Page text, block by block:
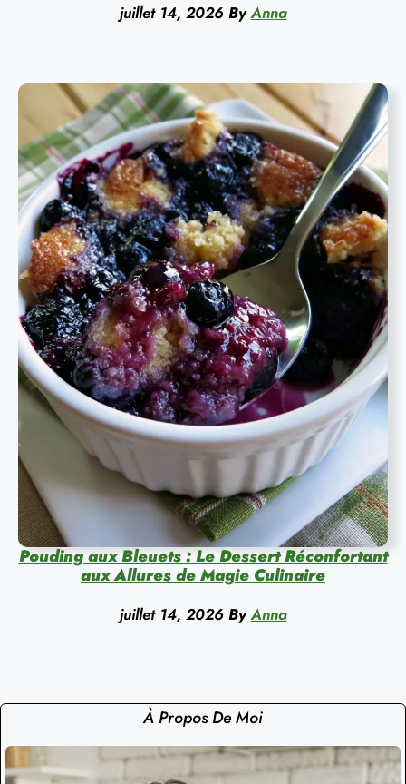
juillet 14, 2026 By Anna
Pouding aux Bleuets : Le Dessert Réconfortant
aux Allures de Magie Culinaire
juillet 14, 2026 By Anna
À Propos De Moi